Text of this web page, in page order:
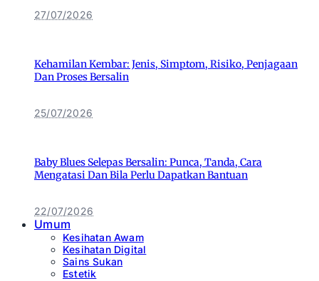
27/07/2026
Kehamilan Kembar: Jenis, Simptom, Risiko, Penjagaan
Dan Proses Bersalin
25/07/2026
Baby Blues Selepas Bersalin: Punca, Tanda, Cara
Mengatasi Dan Bila Perlu Dapatkan Bantuan
22/07/2026
Umum
Kesihatan Awam
Kesihatan Digital
Sains Sukan
Estetik